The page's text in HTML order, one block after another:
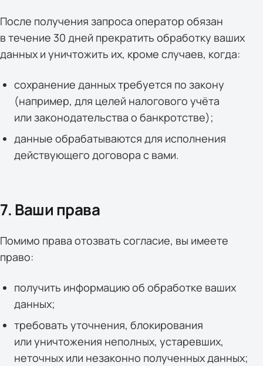
После получения запроса оператор обязан
в течение 30 дней прекратить обработку ваших
данных и уничтожить их, кроме случаев, когда:
сохранение данных требуется по закону
(например, для целей налогового учёта
или законодательства о банкротстве);
данные обрабатываются для исполнения
действующего договора с вами.
7. Ваши права
Помимо права отозвать согласие, вы имеете
право:
получить информацию об обработке ваших
данных;
требовать уточнения, блокирования
или уничтожения неполных, устаревших,
неточных или незаконно полученных данных;